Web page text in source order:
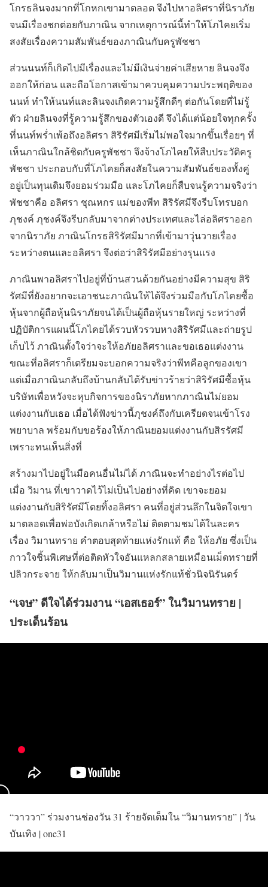
โกรธลินจงมากที่โกหกเขามาตลอด จึงไปหาอลิศราที่นิราภัย
จนมีเรื่องชกต่อยกับภาณิน จากเหตุการณ์นี้ทำให้โภไคยเริ่ม
สงสัยเรื่องความสัมพันธ์ของภาณินกับครูพัชชา
ส่วนนนท์ก็เกิดไปมีเรื่องและไม่มีเงินจ่ายค่าเสียหาย ลินจงจึง
ออกให้ก่อน และถือโอกาสเข้ามาควบคุมความประพฤติของ
นนท์ ทำให้นนท์และลินจงเกิดความรู้สึกดีๆ ต่อกันโดยที่ไม่รู้
ตัว ฝ่ายลินจงที่รู้ความรู้สึกของตัวเองดี จึงได้แต่น้อยใจทุกครั้ง
ที่นนท์พร่ำเพ้อถึงอลิศรา สิริรัศมีเริ่มไม่พอใจมากขึ้นเรื่อยๆ ที่
เห็นภาณินใกล้ชิดกับครูพัชชา จึงจ้างโภไคยให้สืบประวัติครู
พัชชา ประกอบกับที่โภไคยก็สงสัยในความสัมพันธ์ของทั้งคู่
อยู่เป็นทุนเดิมจึงยอมร่วมมือ และโภไคยก็สืบจนรู้ความจริงว่า
พัชชาคือ อลิศรา ชุณหกร แม่ของพีท สิริรัศมีจึงรีบโทรบอก
ภุชงค์ ภุชงค์จึงรีบกลับมาจากต่างประเทศและไล่อลิศราออก
จากนิราภัย ภาณินโกรธสิริรัศมีมากที่เข้ามาวุ่นวายเรื่อง
ระหว่างตนและอลิศรา จึงต่อว่าสิริรัศมีอย่างรุนแรง
ภาณินพาอลิศราไปอยู่ที่บ้านสวนด้วยกันอย่างมีความสุข สิริ
รัศมีที่ยังอยากจะเอาชนะภาณินให้ได้จึงร่วมมือกับโภไคยซื้อ
หุ้นจากผู้ถือหุ้นนิราภัยจนได้เป็นผู้ถือหุ้นรายใหญ่ ระหว่างที่
ปฏิบัติการแผนนี้โภไคยได้รวบหัวรวบหางสิริรัศมีและถ่ายรูป
เก็บไว้ ภาณินตั้งใจว่าจะให้อภัยอลิศราและขอเธอแต่งงาน
ขณะที่อลิศราก็เตรียมจะบอกความจริงว่าพีทคือลูกของเขา
แต่เมื่อภาณินกลับถึงบ้านกลับได้รับข่าวร้ายว่าสิริรัศมีซื้อหุ้น
บริษัทเพื่อหวังจะหุบกิจการของนิราภัยหากภาณินไม่ยอม
แต่งงานกับเธอ เมื่อได้ฟังข่าวนี้ภุชงค์ถึงกับเครียดจนเข้าโรง
พยาบาล พร้อมกับขอร้องให้ภาณินยอมแต่งงานกับสิรรัศมี
เพราะทนเห็นสิ่งที่
สร้างมาไปอยู่ในมือคนอื่นไม่ได้ ภาณินจะทำอย่างไรต่อไป
เมื่อ วิมาน ที่เขาวาดไว้ไม่เป็นไปอย่างที่คิด เขาจะยอม
แต่งงานกับสิริรัศมีโดยทิ้งอลิศรา คนที่อยู่ส่วนลึกในจิตใจเขา
มาตลอดเพื่อพ่อบังเกิดเกล้าหรือไม่ ติดตามชมได้ในละคร
เรื่อง วิมานทราย คำตอบสุดท้ายแห่งรักแท้ คือ ให้อภัย ซึ่งเป็น
กาวใจชิ้นพิเศษที่ต่อติดหัวใจอันแหลกสลายเหมือนเม็ดทรายที่
ปลิวกระจาย ให้กลับมาเป็นวิมานแห่งรักแท้ชั่วนิจนิรันดร์
“เจษ” ดีใจได้ร่วมงาน “เอสเธอร์” ในวิมานทราย |
ประเด็นร้อน
“วาววา” ร่วมงานช่องวัน 31 ร้ายจัดเต็มใน “วิมานทราย” | วัน
บันเทิง | one31